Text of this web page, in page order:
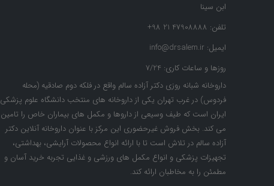
ابن سینا
تلفن: 47908888 21 98+
ایمیل: info@drsalem.ir
روزها و ساعات کاری: 7/24
داروخانه شبانه روزی دکتر آزاده سالم واقع در فلکه دوم صادقیه (محله
فردوس) در غرب تهران یکی از داروخانه های منتخب دانشگاه علوم پزشکی
ایران است که طیف وسیعی از داروها و مکمل های بیماران خاص را تامین
می کند. بخش فروش غیرحضوری این مرکز با عنوان داروخانه آنلاین دکتر
آزاده سالم در تلاش است تا با ارائه انواع محصولات آرایشی، بهداشتی،
تجهیزات پزشکی و انواع مکمل های ورزشی و غذایی تجربه خرید آسان و
مطمئن را به مخاطبان ارائه کند.